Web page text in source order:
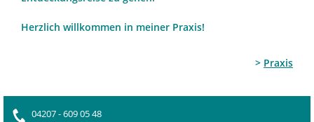
Herzlich willkommen in meiner Praxis!
> Praxis
04207 - 609 05 48